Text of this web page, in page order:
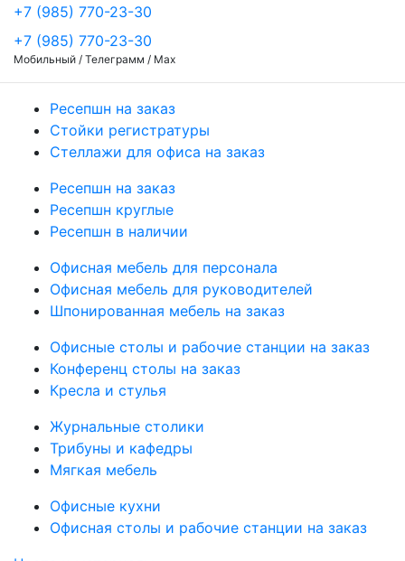
+7 (985) 770-23-30
+7 (985) 770-23-30
Мобильный / Телеграмм / Max
Ресепшн на заказ
Стойки регистратуры
Стеллажи для офиса на заказ
Ресепшн на заказ
Ресепшн круглые
Ресепшн в наличии
Офисная мебель для персонала
Офисная мебель для руководителей
Шпонированная мебель на заказ
Офисные столы и рабочие станции на заказ
Конференц столы на заказ
Кресла и стулья
Журнальные столики
Трибуны и кафедры
Мягкая мебель
Офисные кухни
Офисная столы и рабочие станции на заказ